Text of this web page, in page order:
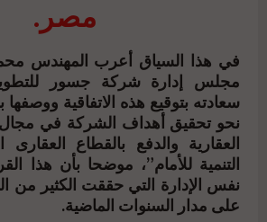
مصر.
في هذا السياق أعرب المهندس
مجلس إدارة شركة جسور
سعادته بتوقيع هذه الاتفاقية
نحو تحقيق أهداف الشركة في مجال
العقارية والدفع بالقطاع
التنمية للأمام”، موضحا بأن هذا
نفس الإدارة التي حققت الكثير من
على مدار السنوات الماضية.